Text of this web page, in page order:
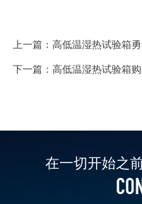
上一篇： 高低温湿热试验箱
下一篇： 高低温湿热试验箱
在一切开始之